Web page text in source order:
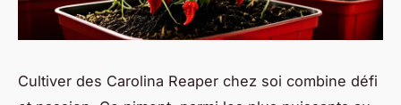
Cultiver des Carolina Reaper chez soi combine défi